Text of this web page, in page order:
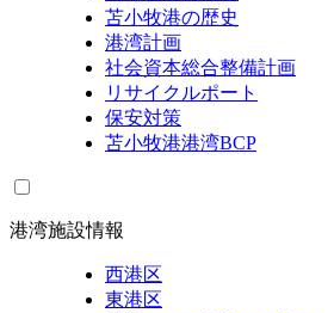
苫小牧港の歴史
港湾計画
社会資本総合整備計画
リサイクルポート
保安対策
苫小牧港港湾BCP
港湾施設情報
西港区
東港区